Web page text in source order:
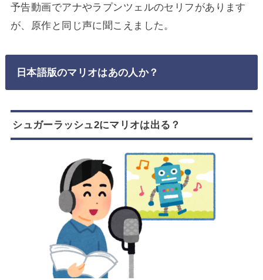
予告動画でアナやラプンツェルのセリフがあります
が、原作と同じ声に聞こえました。
日本語版のマリオはあの人か？
シュガーラッシュ2にマリオは出る？